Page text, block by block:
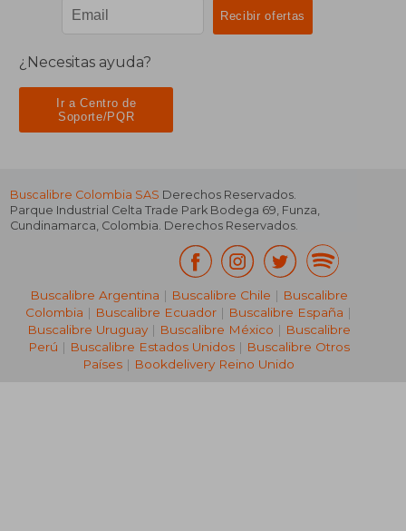
¿Necesitas ayuda?
Ir a Centro de
Soporte/PQR
Buscalibre Colombia SAS Derechos Reservados.
Parque Industrial Celta Trade Park Bodega 69, Funza,
Cundinamarca, Colombia. Derechos Reservados.
Buscalibre Argentina | Buscalibre Chile | Buscalibre
Colombia | Buscalibre Ecuador | Buscalibre España |
Buscalibre Uruguay| Buscalibre México | Buscalibre
Perú | Buscalibre Estados Unidos| Buscalibre Otros
Países | Bookdelivery Reino Unido